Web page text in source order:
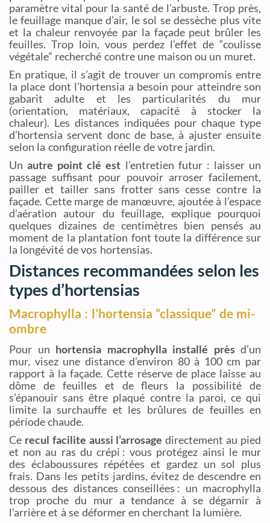
paramètre vital pour la santé de l’arbuste. Trop près,
le feuillage manque d’air, le sol se dessèche plus vite
et la chaleur renvoyée par la façade peut brûler les
feuilles. Trop loin, vous perdez l’effet de “coulisse
végétale” recherché contre une maison ou un muret.
En pratique, il s’agit de trouver un compromis entre
la place dont l’hortensia a besoin pour atteindre son
gabarit adulte et les particularités du mur
(orientation, matériaux, capacité à stocker la
chaleur). Les distances indiquées pour chaque type
d’hortensia servent donc de base, à ajuster ensuite
selon la configuration réelle de votre jardin.
Unautre point clé est l’entretien futur : laisser un
passage suffisant pour pouvoir arroser facilement,
pailler et tailler sans frotter sans cesse contre la
façade. Cette marge de manœuvre, ajoutée à l’espace
d’aération autour du feuillage, explique pourquoi
quelques dizaines de centimètres bien pensés au
moment de la plantation font toute la différence sur
la longévité de vos hortensias.
Distances recommandées selon les
types d’hortensias
Macrophylla : l’hortensia “classique” de mi-
ombre
Pour un hortensia macrophylla installé prèsd’un
mur, visez une distance d’environ 80 à 100 cm par
rapport à la façade. Cette réserve de place laisse au
dôme de feuilles et de fleurs la possibilité de
s’épanouir sans être plaqué contre la paroi, ce qui
limite la surchauffe et les brûlures de feuilles en
période chaude.
Ce recul facilite aussi l’arrosage directement au pied
et non au ras du crépi : vous protégez ainsi le mur
des éclaboussures répétées et gardez un sol plus
frais. Dans les petits jardins, évitez de descendre en
dessous des distances conseillées : un macrophylla
trop proche du mur a tendance à se dégarnir à
l’arrière et à se déformer en cherchant la lumière.